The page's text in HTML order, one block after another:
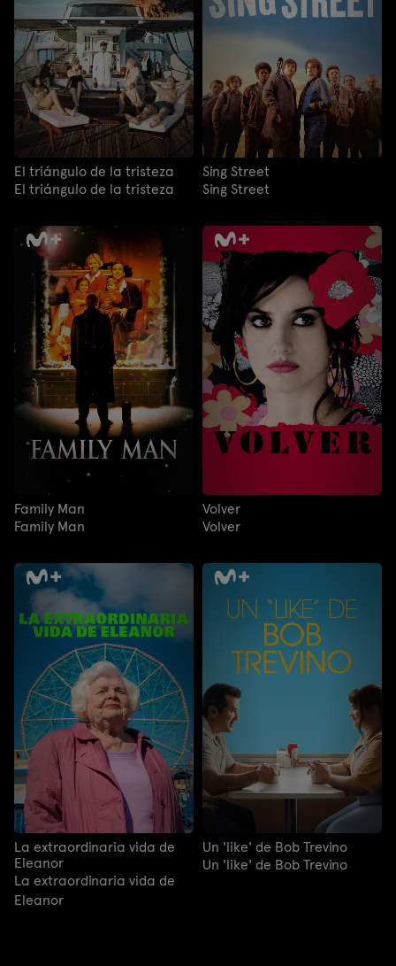
El triángulo de la tristeza
El triángulo de la tristeza
Sing Street
Sing Street
Family Man
Family Man
Volver
Volver
La extraordinaria vida de
Eleanor
La extraordinaria vida de
Eleanor
Un 'like' de Bob Trevino
Un 'like' de Bob Trevino